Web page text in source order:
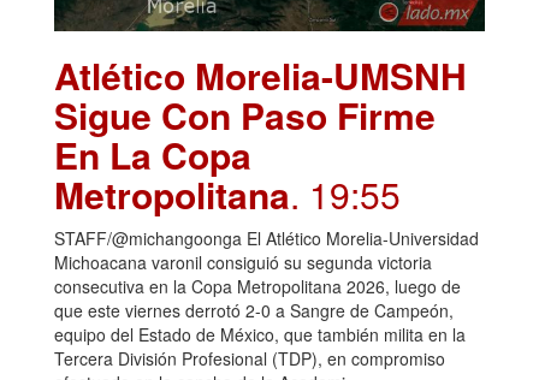
Atlético Morelia-UMSNH
Sigue Con Paso Firme
En La Copa
Metropolitana. 19:55
STAFF/@michangoonga El Atlético Morelia-Universidad
Michoacana varonil consiguió su segunda victoria
consecutiva en la Copa Metropolitana 2026, luego de
que este viernes derrotó 2-0 a Sangre de Campeón,
equipo del Estado de México, que también milita en la
Tercera División Profesional (TDP), en compromiso